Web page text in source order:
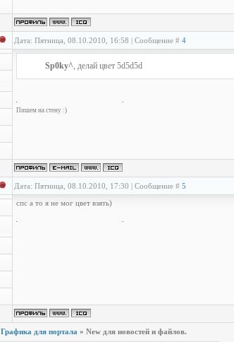
Дата: Пятница, 08.10.2010, 16:58 | Сообщение # 4
Sp0ky^, делай цвет 5d5d5d
Пишем на стену :)
Дата: Пятница, 08.10.2010, 17:30 | Сообщение # 5
спс а то я не мог цвет взять)
Графика для портала » New для новостей и файлов.